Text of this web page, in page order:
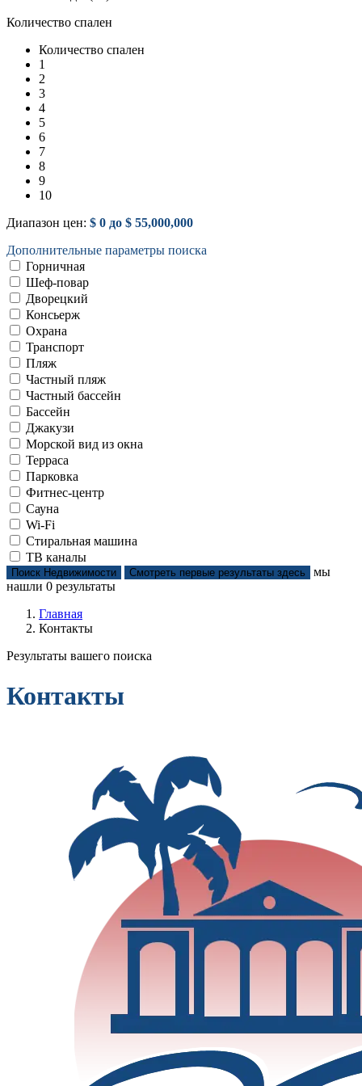
Количество спален
Количество спален
1
2
3
4
5
6
7
8
9
10
Диапазон цен: $ 0 до $ 55,000,000
Дополнительные параметры поиска
Горничная
Шеф-повар
Дворецкий
Консьерж
Охрана
Транспорт
Пляж
Частный пляж
Частный бассейн
Бассейн
Джакузи
Морской вид из окна
Терраса
Парковка
Фитнес-центр
Сауна
Wi-Fi
Стиральная машина
ТВ каналы
Поиск Недвижимости Смотреть первые результаты здесь
мы
нашли 0 результаты
Главная
Контакты
Результаты вашего поиска
Контакты